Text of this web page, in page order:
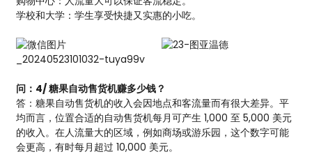
学校和大学：学生享受快捷又实惠的小吃。
问：4/ 糖果自动售货机赚多少钱？
答：糖果自动售货机的收入会因地点和客流量而有很大差异。平
均而言，位置合适的自动售货机每月可产生 1,000 至 5,000 美元
的收入。在人流量大的区域，例如商场或游乐园，这个数字可能
会更高，有时每月超过 10,000 美元。